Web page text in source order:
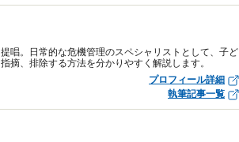
唱。日常的な危機管理のスペシャリストとして、子ど
摘、排除する方法を分かりやすく解説します。
プロフィール詳細
執筆記事一覧